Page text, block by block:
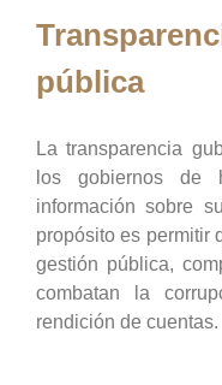
pública
La transparencia
los gobiernos de
información sobre
propósito es permitir
gestión pública,
combatan la
rendición de cuentas.